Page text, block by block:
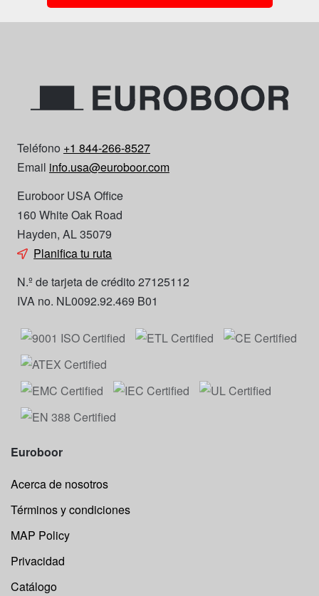
Teléfono +1 844-266-8527
Email info.usa@euroboor.com
Euroboor USA Office
160 White Oak Road
Hayden, AL 35079
Planifica tu ruta
N.º de tarjeta de crédito 27125112
IVA no. NL0092.92.469 B01
Euroboor
Acerca de nosotros
Términos y condiciones
MAP Policy
Privacidad
Catálogo